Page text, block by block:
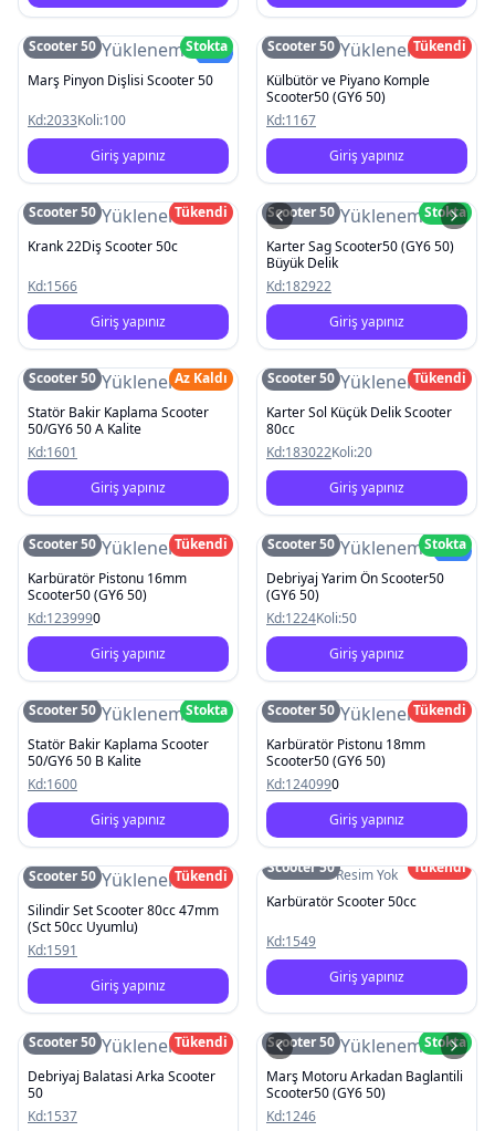
Resim YüklenemediYeni
Scooter 50
Stokta
Marş Pinyon Dişlisi Scooter 50
Kd:2033Koli:100
Giriş yapınız
Resim Yüklenemedi
Scooter 50
Tükendi
Külbütör ve Piyano Komple
Scooter50 (GY6 50)
Kd:1167
Giriş yapınız
Resim Yüklenemedi
Scooter 50
Tükendi
Krank 22Diş Scooter 50c
Kd:1566
Giriş yapınız
Resim Yüklenemedi
Scooter 50
Stokta
Karter Sag Scooter50 (GY6 50)
Büyük Delik
Kd:182922
Giriş yapınız
Resim Yüklenemedi
Scooter 50
Az Kaldı
Statör Bakir Kaplama Scooter
50/GY6 50 A Kalite
Kd:1601
Giriş yapınız
Resim Yüklenemedi
Scooter 50
Tükendi
Karter Sol Küçük Delik Scooter
80cc
Kd:183022Koli:20
Giriş yapınız
Resim Yüklenemedi
Scooter 50
Tükendi
Karbüratör Pistonu 16mm
Scooter50 (GY6 50)
Kd:1239990
Giriş yapınız
Resim YüklenemediYeni
Scooter 50
Stokta
Debriyaj Yarim Ön Scooter50
(GY6 50)
Kd:1224Koli:50
Giriş yapınız
Resim Yüklenemedi
Scooter 50
Stokta
Statör Bakir Kaplama Scooter
50/GY6 50 B Kalite
Kd:1600
Giriş yapınız
Resim Yüklenemedi
Scooter 50
Tükendi
Karbüratör Pistonu 18mm
Scooter50 (GY6 50)
Kd:1240990
Giriş yapınız
Resim Yüklenemedi
Scooter 50
Tükendi
Silindir Set Scooter 80cc 47mm
(Sct 50cc Uyumlu)
Kd:1591
Giriş yapınız
Resim Yok
Scooter 50
Tükendi
Karbüratör Scooter 50cc
Kd:1549
Giriş yapınız
Resim Yüklenemedi
Scooter 50
Tükendi
Debriyaj Balatasi Arka Scooter
50
Kd:1537
Resim Yüklenemedi
Scooter 50
Stokta
Marş Motoru Arkadan Baglantili
Scooter50 (GY6 50)
Kd:1246